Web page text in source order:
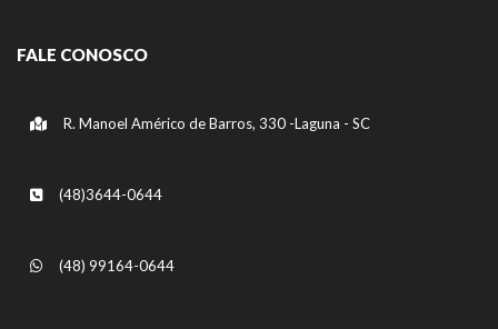
FALE CONOSCO
R. Manoel Américo de Barros, 330 -Laguna - SC
(48)3644-0644
(48) 99164-0644